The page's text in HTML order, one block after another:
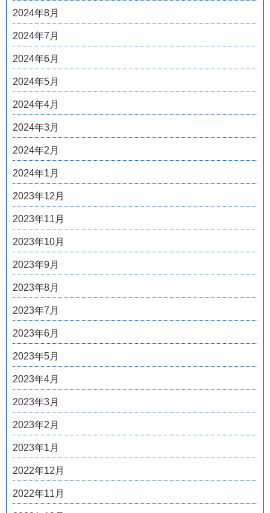
2024年8月
2024年7月
2024年6月
2024年5月
2024年4月
2024年3月
2024年2月
2024年1月
2023年12月
2023年11月
2023年10月
2023年9月
2023年8月
2023年7月
2023年6月
2023年5月
2023年4月
2023年3月
2023年2月
2023年1月
2022年12月
2022年11月